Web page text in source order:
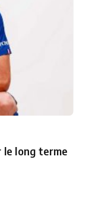
le long terme